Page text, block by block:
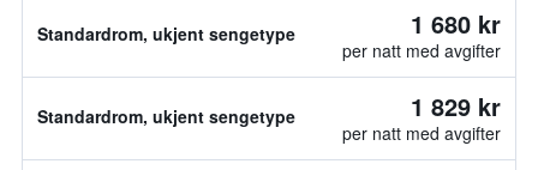
Standardrom, ukjent sengetype 1 680 kr
per natt med avgifter
Standardrom, ukjent sengetype 1 829 kr
per natt med avgifter